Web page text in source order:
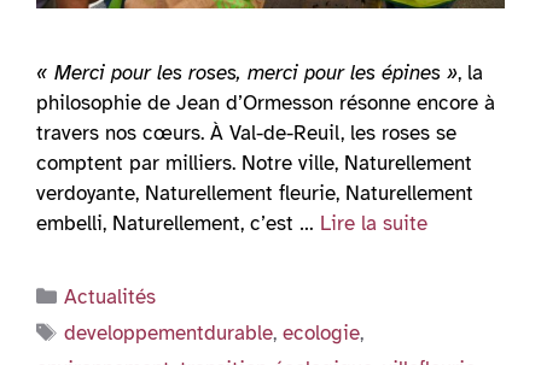
« Merci pour les roses, merci pour les épines », la
philosophie de Jean d’Ormesson résonne encore à
travers nos cœurs. À Val-de-Reuil, les roses se
comptent par milliers. Notre ville, Naturellement
verdoyante, Naturellement fleurie, Naturellement
embelli, Naturellement, c’est … Lire la suite
Catégories
Actualités
Étiquettes
developpementdurable,ecologie,